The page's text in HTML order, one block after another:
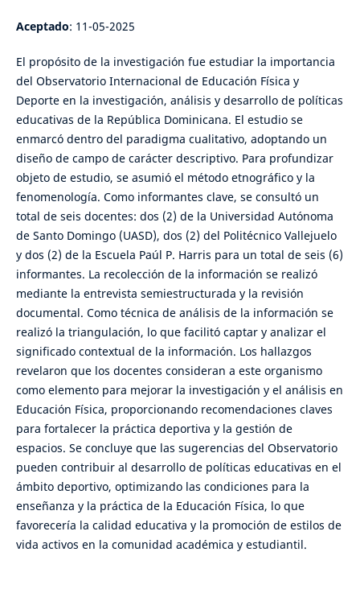
Aceptado: 11-05-2025
El propósito de la investigación fue estudiar la importancia
del Observatorio Internacional de Educación Física y
Deporte en la investigación, análisis y desarrollo de políticas
educativas de la República Dominicana. El estudio se
enmarcó dentro del paradigma cualitativo, adoptando un
diseño de campo de carácter descriptivo. Para profundizar
objeto de estudio, se asumió el método etnográfico y la
fenomenología. Como informantes clave, se consultó un
total de seis docentes: dos (2) de la Universidad Autónoma
de Santo Domingo (UASD), dos (2) del Politécnico Vallejuelo
y dos (2) de la Escuela Paúl P. Harris para un total de seis (6)
informantes. La recolección de la información se realizó
mediante la entrevista semiestructurada y la revisión
documental. Como técnica de análisis de la información se
realizó la triangulación, lo que facilitó captar y analizar el
significado contextual de la información. Los hallazgos
revelaron que los docentes consideran a este organismo
como elemento para mejorar la investigación y el análisis en
Educación Física, proporcionando recomendaciones claves
para fortalecer la práctica deportiva y la gestión de
espacios. Se concluye que las sugerencias del Observatorio
pueden contribuir al desarrollo de políticas educativas en el
ámbito deportivo, optimizando las condiciones para la
enseñanza y la práctica de la Educación Física, lo que
favorecería la calidad educativa y la promoción de estilos de
vida activos en la comunidad académica y estudiantil.